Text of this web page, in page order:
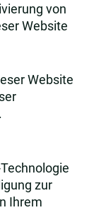
von
Website
Website
zur
Ihrem